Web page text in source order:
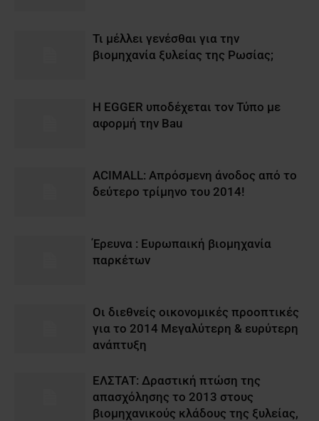
Τι μέλλει γενέσθαι για την
βιομηχανία ξυλείας της Ρωσίας;
Η EGGER υποδέχεται τον Τύπο με
αφορμή την Bau
ACIMALL: Απρόσμενη άνοδος από το
δεύτερο τρίμηνο του 2014!
Έρευνα : Eυρωπαική βιομηχανία
παρκέτων
Οι διεθνείς οικονομικές προοπτικές
για το 2014 Μεγαλύτερη & ευρύτερη
ανάπτυξη
ΕΛΣΤΑΤ: Δραστική πτώση της
απασχόλησης το 2013 στους
βιομηχανικούς κλάδους της ξυλείας,